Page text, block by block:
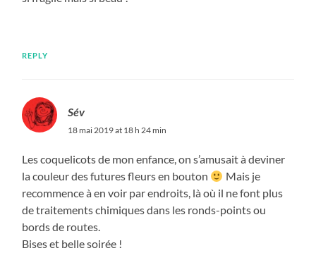
REPLY
Sév
18 mai 2019 at 18 h 24 min
Les coquelicots de mon enfance, on s’amusait à deviner
la couleur des futures fleurs en bouton
Mais je
recommence à en voir par endroits, là où il ne font plus
de traitements chimiques dans les ronds-points ou
bords de routes.
Bises et belle soirée !